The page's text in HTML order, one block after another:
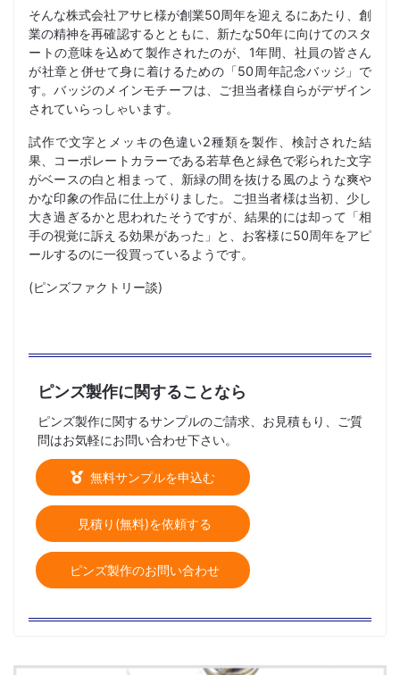
そんな株式会社アサヒ様が創業50周年を迎えるにあたり、創
業の精神を再確認するとともに、新たな50年に向けてのスタ
ートの意味を込めて製作されたのが、1年間、社員の皆さん
が社章と併せて身に着けるための「50周年記念バッジ」で
す。バッジのメインモチーフは、ご担当者様自らがデザイン
されていらっしゃいます。
試作で文字とメッキの色違い2種類を製作、検討された結
果、コーポレートカラーである若草色と緑色で彩られた文字
がベースの白と相まって、新緑の間を抜ける風のような爽や
かな印象の作品に仕上がりました。ご担当者様は当初、少し
大き過ぎるかと思われたそうですが、結果的には却って「相
手の視覚に訴える効果があった」と、お客様に50周年をアピ
ールするのに一役買っているようです。
(ピンズファクトリー談)
ピンズ製作に関することなら
ピンズ製作に関するサンプルのご請求、お見積もり、ご質
問はお気軽にお問い合わせ下さい。
無料サンプルを申込む
見積り(無料)を依頼する
ピンズ製作のお問い合わせ